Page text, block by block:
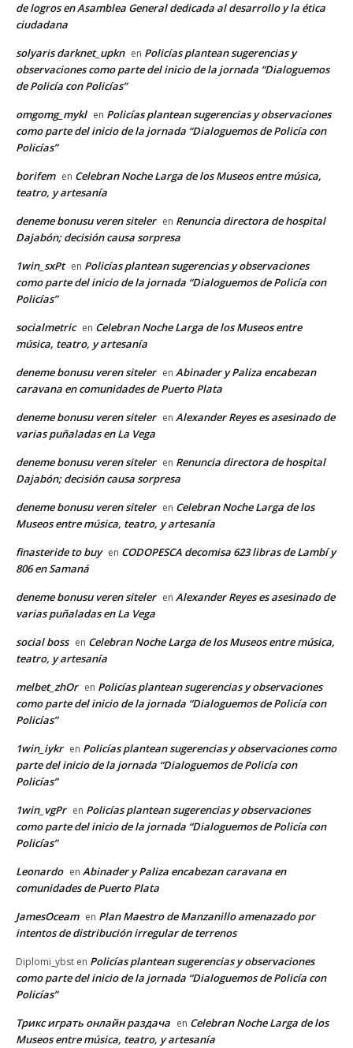
de logros en Asamblea General dedicada al desarrollo y la ética
ciudadana
solyaris darknet_upkn en Policías plantean sugerencias y
observaciones como parte del inicio de la jornada “Dialoguemos
de Policía con Policías”
omgomg_mykl en Policías plantean sugerencias y observaciones
como parte del inicio de la jornada “Dialoguemos de Policía con
Policías”
borifem en Celebran Noche Larga de los Museos entre música,
teatro, y artesanía
deneme bonusu veren siteler en Renuncia directora de hospital
Dajabón; decisión causa sorpresa
1win_sxPt en Policías plantean sugerencias y observaciones
como parte del inicio de la jornada “Dialoguemos de Policía con
Policías”
socialmetric en Celebran Noche Larga de los Museos entre
música, teatro, y artesanía
deneme bonusu veren siteler en Abinader y Paliza encabezan
caravana en comunidades de Puerto Plata
deneme bonusu veren siteler en Alexander Reyes es asesinado de
varias puñaladas en La Vega
deneme bonusu veren siteler en Renuncia directora de hospital
Dajabón; decisión causa sorpresa
deneme bonusu veren siteler en Celebran Noche Larga de los
Museos entre música, teatro, y artesanía
finasteride to buy en CODOPESCA decomisa 623 libras de Lambí y
806 en Samaná
deneme bonusu veren siteler en Alexander Reyes es asesinado de
varias puñaladas en La Vega
social boss en Celebran Noche Larga de los Museos entre música,
teatro, y artesanía
melbet_zhOr en Policías plantean sugerencias y observaciones
como parte del inicio de la jornada “Dialoguemos de Policía con
Policías”
1win_iykr en Policías plantean sugerencias y observaciones como
parte del inicio de la jornada “Dialoguemos de Policía con
Policías”
1win_vgPr en Policías plantean sugerencias y observaciones
como parte del inicio de la jornada “Dialoguemos de Policía con
Policías”
Leonardo en Abinader y Paliza encabezan caravana en
comunidades de Puerto Plata
JamesOceam en Plan Maestro de Manzanillo amenazado por
intentos de distribución irregular de terrenos
Diplomi_ybst en Policías plantean sugerencias y observaciones
como parte del inicio de la jornada “Dialoguemos de Policía con
Policías”
Трикс играть онлайн раздача en Celebran Noche Larga de los
Museos entre música, teatro, y artesanía